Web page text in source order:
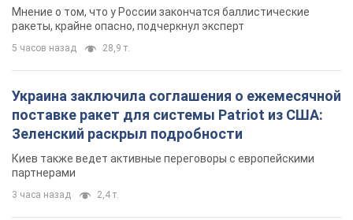
Мнение о том, что у России закончатся баллистические
ракеты, крайне опасно, подчеркнул эксперт
5 часов назад 28,9 т.
Украина заключила соглашения о ежемесячной
поставке ракет для системы Patriot из США:
Зеленский раскрыл подробности
Киев также ведет активные переговоры с европейскими
партнерами
3 часа назад 2,4 т.